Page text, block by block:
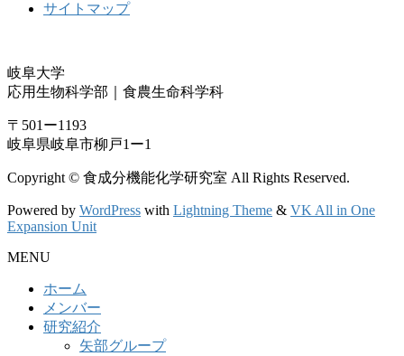
サイトマップ
岐阜大学
応用生物科学部｜食農生命科学科
〒501ー1193
岐阜県岐阜市柳戸1ー1
Copyright © 食成分機能化学研究室 All Rights Reserved.
Powered by WordPress with Lightning Theme & VK All in One
Expansion Unit
MENU
ホーム
メンバー
研究紹介
矢部グループ